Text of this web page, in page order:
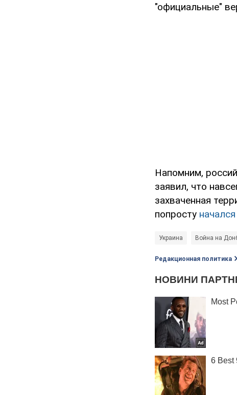
"официальные"
Напомним,
заявил, что
захваченная
попросту
Украина Война на
Редакционная политика